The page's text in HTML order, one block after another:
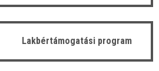
Lakbértámogatási program